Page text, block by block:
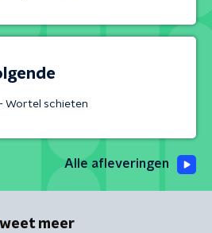
Wortel schieten
Alle afleveringen
weet meer